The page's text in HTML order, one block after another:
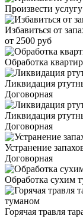
Произвести
Избавиться от
от 2500 руб
Обработка
Ликвидация
Договорная
Ликвидация
Договорная
Устранение
Договорная
Обработка сухим
Горячая травля